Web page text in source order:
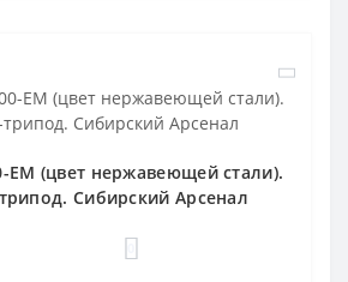
EM (цвет нержавеющей стали).
Сибирский Арсенал